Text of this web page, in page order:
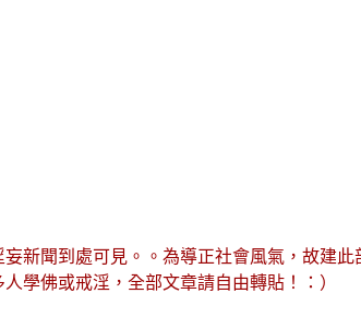
新聞到處可見。。為導正社會風氣，故建
學佛或戒淫，全部文章請自由轉貼！：）